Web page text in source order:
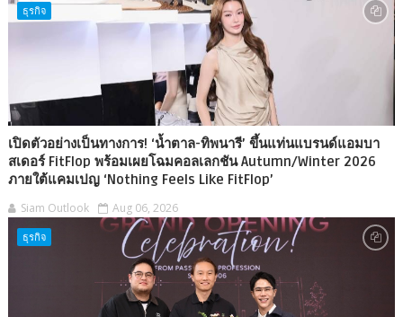
ธุรกิจ
เปิดตัวอย่างเป็นทางการ! ‘น้ำตาล-ทิพนารี’ ขึ้นแท่นแบรนด์แอมบา
สเดอร์ FitFlop พร้อมเผยโฉมคอลเลกชัน Autumn/Winter 2026
ภายใต้แคมเปญ ‘Nothing Feels Like FitFlop’
Siam Outlook Aug 06, 2026
ธุรกิจ